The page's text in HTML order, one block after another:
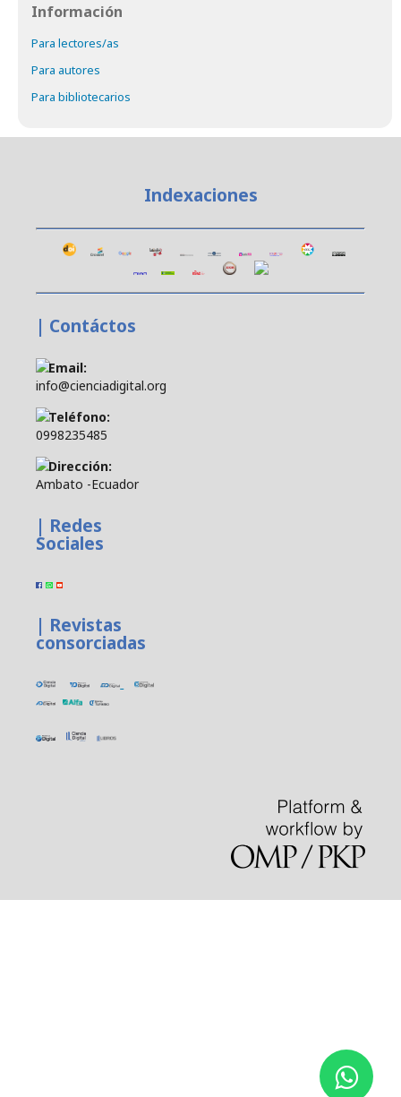
Información
Para lectores/as
Para autores
Para bibliotecarios
Indexaciones
| Contáctos
Email:
info@cienciadigital.org
Teléfono:
0998235485
Dirección:
Ambato -Ecuador
| Redes
Sociales
| Revistas
consorciadas